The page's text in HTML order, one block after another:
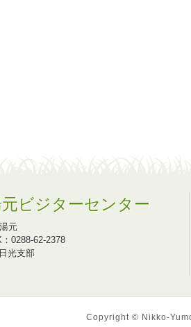
ビジターセンター
元
0288-62-2378
光支部
Copyright © Nikko-